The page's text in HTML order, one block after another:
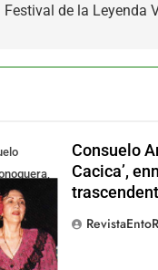
Festival de la Leyenda
el rumbo
Consuelo
Cacica’,